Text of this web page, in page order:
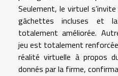
Seulement, le virtuel
gâchettes incluses et
totalement améliorée.
jeu est totalement
réalité virtuelle à propos
donnés par la firme,